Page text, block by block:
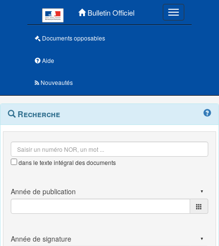
Bulletin Officiel Toggle
Documents opposables
Aide
Nouveautés
Navigation
outils
Menu
contextuel
Recherche
dans le texte intégral des documents